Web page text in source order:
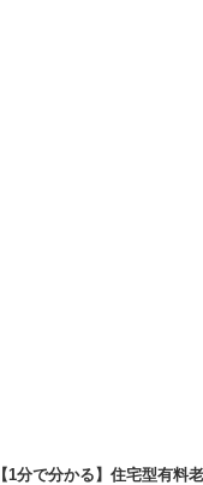
【1分で分かる】住宅型有料老